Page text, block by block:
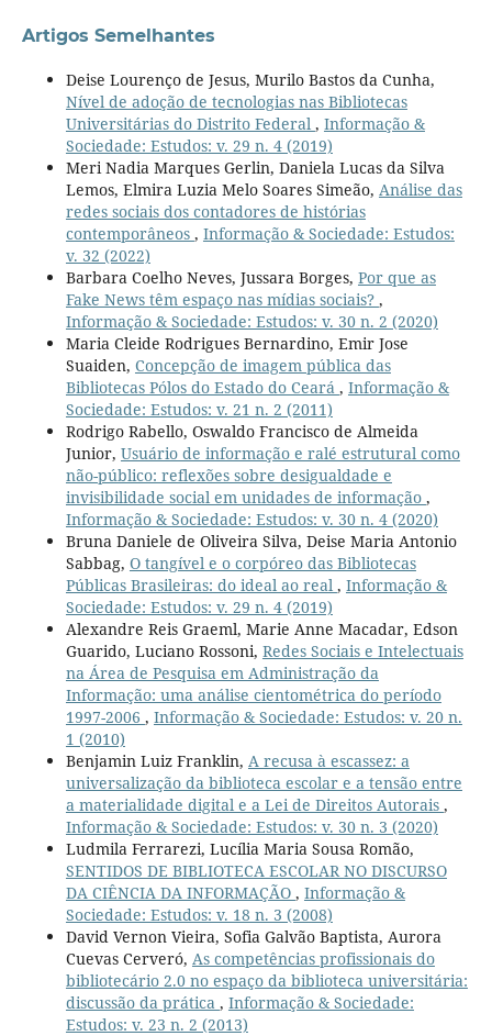
Artigos Semelhantes
Deise Lourenço de Jesus, Murilo Bastos da Cunha,
Nível de adoção de tecnologias nas Bibliotecas
Universitárias do Distrito Federal , Informação &
Sociedade: Estudos: v. 29 n. 4 (2019)
Meri Nadia Marques Gerlin, Daniela Lucas da Silva
Lemos, Elmira Luzia Melo Soares Simeão, Análise das
redes sociais dos contadores de histórias
contemporâneos , Informação & Sociedade: Estudos:
v. 32 (2022)
Barbara Coelho Neves, Jussara Borges, Por que as
Fake News têm espaço nas mídias sociais? ,
Informação & Sociedade: Estudos: v. 30 n. 2 (2020)
Maria Cleide Rodrigues Bernardino, Emir Jose
Suaiden, Concepção de imagem pública das
Bibliotecas Pólos do Estado do Ceará , Informação &
Sociedade: Estudos: v. 21 n. 2 (2011)
Rodrigo Rabello, Oswaldo Francisco de Almeida
Junior, Usuário de informação e ralé estrutural como
não-público: reflexões sobre desigualdade e
invisibilidade social em unidades de informação ,
Informação & Sociedade: Estudos: v. 30 n. 4 (2020)
Bruna Daniele de Oliveira Silva, Deise Maria Antonio
Sabbag, O tangível e o corpóreo das Bibliotecas
Públicas Brasileiras: do ideal ao real , Informação &
Sociedade: Estudos: v. 29 n. 4 (2019)
Alexandre Reis Graeml, Marie Anne Macadar, Edson
Guarido, Luciano Rossoni, Redes Sociais e Intelectuais
na Área de Pesquisa em Administração da
Informação: uma análise cientométrica do período
1997-2006 , Informação & Sociedade: Estudos: v. 20 n.
1 (2010)
Benjamin Luiz Franklin, A recusa à escassez: a
universalização da biblioteca escolar e a tensão entre
a materialidade digital e a Lei de Direitos Autorais ,
Informação & Sociedade: Estudos: v. 30 n. 3 (2020)
Ludmila Ferrarezi, Lucília Maria Sousa Romão,
SENTIDOS DE BIBLIOTECA ESCOLAR NO DISCURSO
DA CIÊNCIA DA INFORMAÇÃO , Informação &
Sociedade: Estudos: v. 18 n. 3 (2008)
David Vernon Vieira, Sofia Galvão Baptista, Aurora
Cuevas Cerveró, As competências profissionais do
bibliotecário 2.0 no espaço da biblioteca universitária:
discussão da prática , Informação & Sociedade:
Estudos: v. 23 n. 2 (2013)